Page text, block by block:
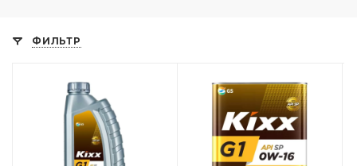
ФИЛЬТР